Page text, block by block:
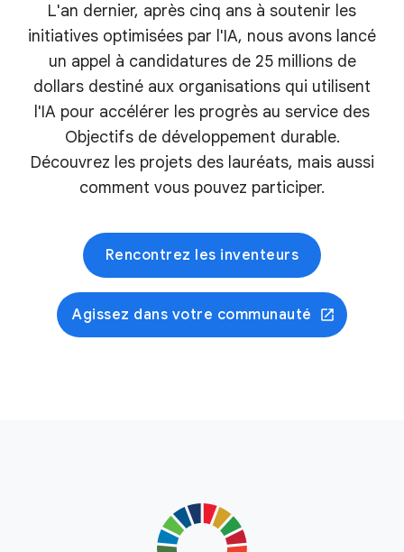
L'an dernier, après cinq ans à soutenir les
initiatives optimisées par l'IA, nous avons lancé
un appel à candidatures de 25 millions de
dollars destiné aux organisations qui utilisent
l'IA pour accélérer les progrès au service des
Objectifs de développement durable.
Découvrez les projets des lauréats, mais aussi
comment vous pouvez participer.
Rencontrez les inventeurs
Agissez dans votre communauté